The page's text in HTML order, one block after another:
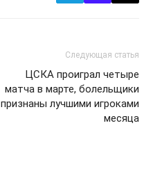
Следующая статья
ЦСКА проиграл четыре
матча в марте, болельщики
признаны лучшими игроками
месяца